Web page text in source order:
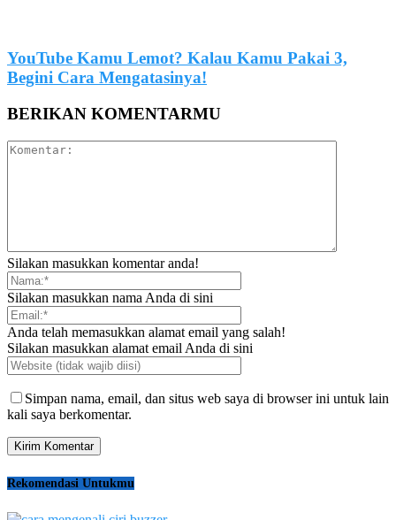
YouTube Kamu Lemot? Kalau Kamu Pakai 3,
Begini Cara Mengatasinya!
BERIKAN KOMENTARMU
Silakan masukkan komentar anda!
Silakan masukkan nama Anda di sini
Anda telah memasukkan alamat email yang salah!
Silakan masukkan alamat email Anda di sini
Simpan nama, email, dan situs web saya di browser ini untuk lain
kali saya berkomentar.
Rekomendasi Untukmu